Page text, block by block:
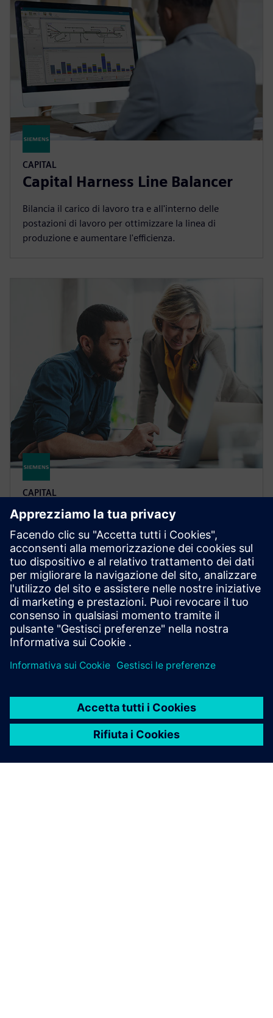
CAPITAL
Capital Harness Line Balancer
Bilancia il carico di lavoro tra e all'interno delle
postazioni di lavoro per ottimizzare la linea di
produzione e aumentare l'efficienza.
CAPITAL
Capital Essentials
Una suite di strumenti software per la progettazione
di cavi e cablaggi, sviluppata per andare incontro ai
requisiti delle aziende che attribuiscono alle
funzionalità la stessa importanza assegnata al valore
e alla semplicità d’utilizzo.